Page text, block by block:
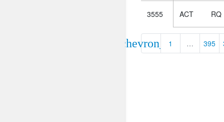
3555 ACT RQ
chevron_left
1 … 395